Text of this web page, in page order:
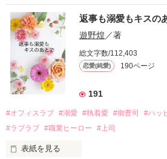
『責任をとる、結婚しよう』と真っ直
戸惑う美桜とは裏腹に、好きという気
甘やかしてくる。
そんなある日、哲平は美桜がストーカー
遭っていることを知る。
美桜を守るため、哲平は同居を提案し
夏木美桜(なつきみお)
鳴海哲平 (なるみてっぺい)
おかしな噂を流されて前の職場でうま
桜は、海外で傷心旅行をしていたとこ
い、酒の勢いもあり一夜限りの関係とな
帰国後、美桜は新しい職場でワンナイ
なんと彼の正体は、とある財閥御曹司
れて起業した新進気鋭の実業家、社内
――御影恭司その人だったのだ――！
なぜか恭司から飼い猫の世話係を命
の関係となってしまい――？
返事も溺愛もキスの
遊野煌 ／著
総文字数/112,403
恋愛(純愛) 190ページ
191
#オフィスラブ #溺愛 #執着愛 #御曹司 #ハッ
#ラブラブ #職業ヒーロー #上司
表紙を見る